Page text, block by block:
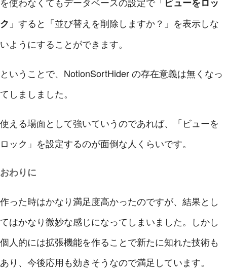
ク 」すると「並び替えを削除しますか？」を表示しな
いようにすることができます。
ということで、NotionSortHider の存在意義は無くなっ
てしましました。
使える場面として強いていうのであれば、「ビューを
ロック」を設定するのが面倒な人くらいです。
おわりに
作った時はかなり満足度高かったのですが、結果とし
てはかなり微妙な感じになってしまいました。しかし
個人的には拡張機能を作ることで新たに知れた技術も
あり、今後応用も効きそうなので満足しています。